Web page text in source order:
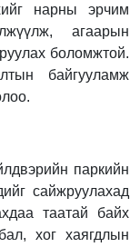
нарны эрчим
агаарын
боломжтой.
байгууламж
паркийн
сайжруулахад
таатай байх
хог хаягдлын